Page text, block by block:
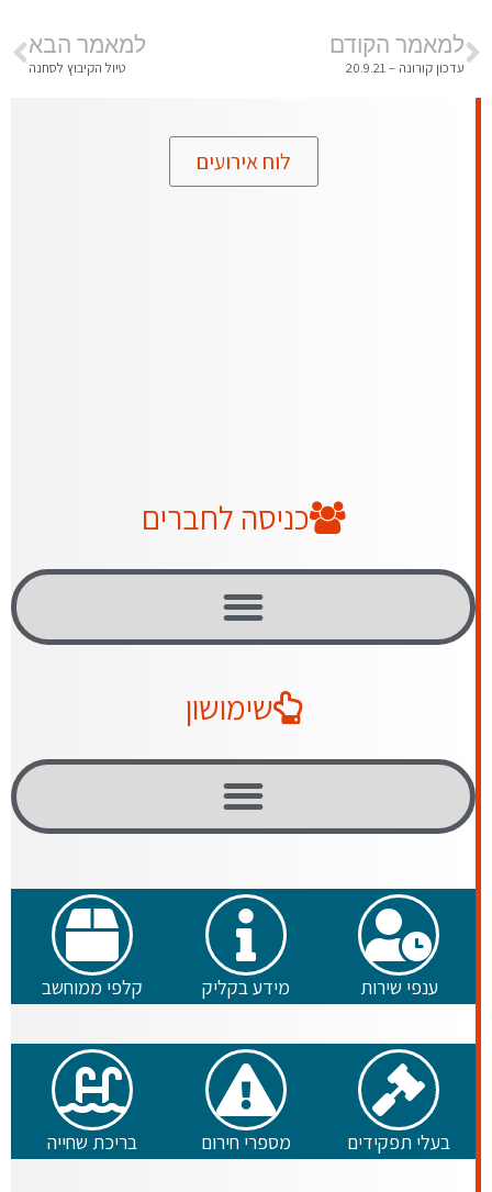
למאמר הקודם
עדכון קורונה – 20.9.21
למאמר הבא
טיול הקיבוץ לסחנה
לוח אירועים
כניסה לחברים
שימושון
ענפי שירות מידע בקליק קלפי ממוחשב
בעלי תפקידים מספרי חירום בריכת שחייה